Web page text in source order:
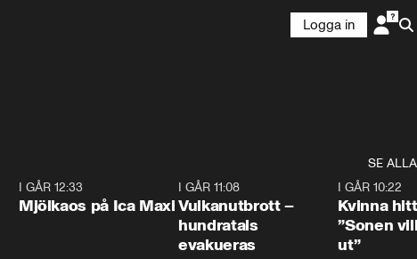
Logga in
SE ALLA
I GÅR 12:33
Mjölkaos på Ica Maxi
I GÅR 11:08
Vulkanutbrott –
hundratals
evakueras
I GÅR 10:22
Kvinna
”Sonen
ut”